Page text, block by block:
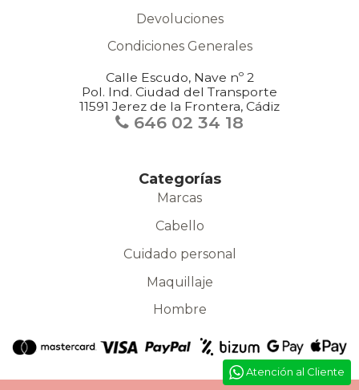
Devoluciones
Condiciones Generales
Calle Escudo, Nave nº 2
Pol. Ind. Ciudad del Transporte
11591 Jerez de la Frontera, Cádiz
646 02 34 18
Categorías
Marcas
Cabello
Cuidado personal
Maquillaje
Hombre
Atención al Cliente